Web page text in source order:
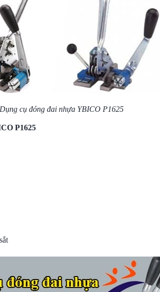
Dụng cụ đóng đainhựa YBICO P1625
P1625